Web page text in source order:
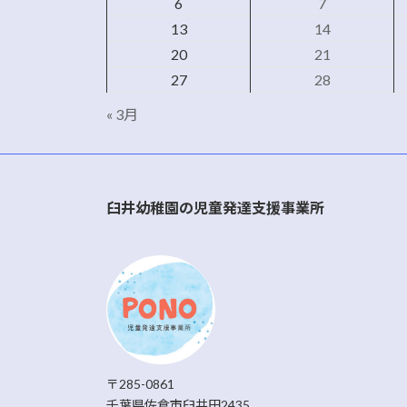
13
14
20
21
27
28
« 3月
臼井幼稚園の児童発達支援事業所
〒285-0861